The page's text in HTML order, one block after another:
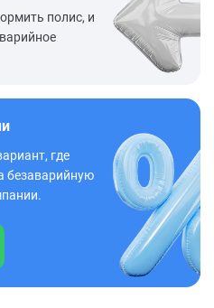
полис, и
где
безаварийную